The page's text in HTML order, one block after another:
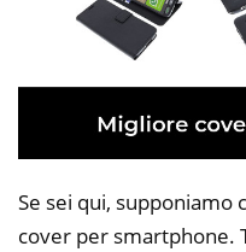
Se sei qui, supponiamo
cover per smartphone.